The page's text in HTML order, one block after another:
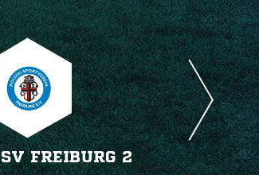
FREIBURG 2